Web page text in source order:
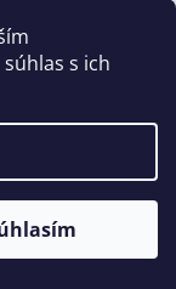
s ich